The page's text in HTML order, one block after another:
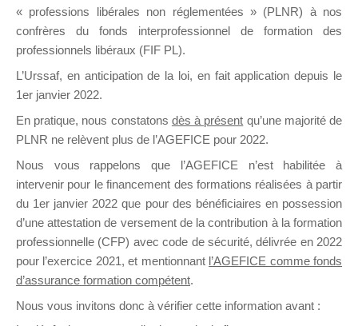
DE
Groupe Public
il y a 14 heures
Ce groupe est destiné aux Organismes de
« professions libérales non réglementées » (PLNR) à nos
confrères du fonds interprofessionnel de formation des
professionnels libéraux (FIF PL).
L’Urssaf, en anticipation de la loi, en fait application depuis le
1er janvier 2022.
En pratique, nous constatons dès à présent qu’une majorité de
PLNR ne relèvent plus de l’AGEFICE pour 2022.
Nous vous rappelons que l’AGEFICE n’est habilitée à
intervenir pour le financement des formations réalisées à partir
du 1er janvier 2022 que pour des bénéficiaires en possession
d’une attestation de versement de la contribution à la formation
professionnelle (CFP) avec code de sécurité, délivrée en 2022
pour l’exercice 2021, et mentionnant l’AGEFICE comme fonds
d’assurance formation compétent.
Nous vous invitons donc à vérifier cette information avant :